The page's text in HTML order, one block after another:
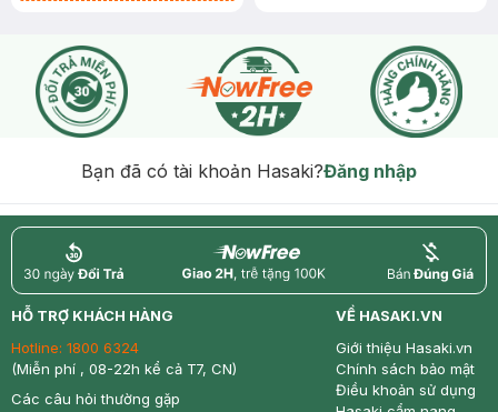
Bạn đã có tài khoản Hasaki?Đăng nhập
return nowfree price
HỖ TRỢ KHÁCH HÀNG
Hotline: 1800 6324
(Miễn phí , 08-22h kể cả T7, CN)
Các câu hỏi thường gặp
VỀ HASAKI.VN
Giới thiệu Hasaki.vn
Chính sách bảo mật
Điều khoản sử dụng